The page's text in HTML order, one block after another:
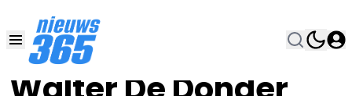
02 OKT 2023, 19:00